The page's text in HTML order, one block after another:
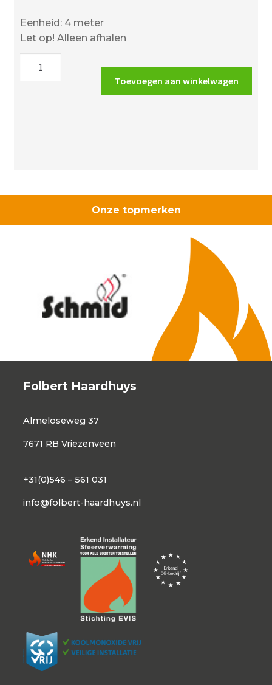
was:
€4.24.
is:
Eenheid: 4 meter
Let op! Alleen afhalen
Toevoegen aan winkelwagen
Onze topmerken
Folbert Haardhuys
Almeloseweg 37
7671 RB Vriezenveen
+31(0)546 – 561 031
info@folbert-haardhuys.nl